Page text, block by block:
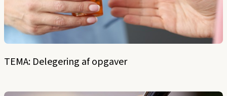
TEMA: Delegering af opgaver